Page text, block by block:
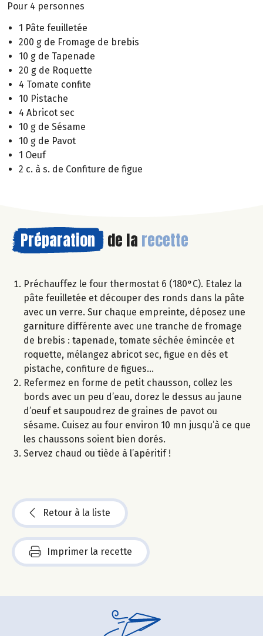
Pour 4 personnes
1 Pâte feuilletée
200 g de Fromage de brebis
10 g de Tapenade
20 g de Roquette
4 Tomate confite
10 Pistache
4 Abricot sec
10 g de Sésame
10 g de Pavot
1 Oeuf
2 c. à s. de Confiture de figue
Préparation de la recette
Préchauffez le four thermostat 6 (180°C). Etalez la
pâte feuilletée et découper des ronds dans la pâte
avec un verre. Sur chaque empreinte, déposez une
garniture différente avec une tranche de fromage
de brebis : tapenade, tomate séchée émincée et
roquette, mélangez abricot sec, figue en dés et
pistache, confiture de figues…
Refermez en forme de petit chausson, collez les
bords avec un peu d’eau, dorez le dessus au jaune
d’oeuf et saupoudrez de graines de pavot ou
sésame. Cuisez au four environ 10 mn jusqu’à ce que
les chaussons soient bien dorés.
Servez chaud ou tiède à l’apéritif !
Retour à la liste
Imprimer la recette